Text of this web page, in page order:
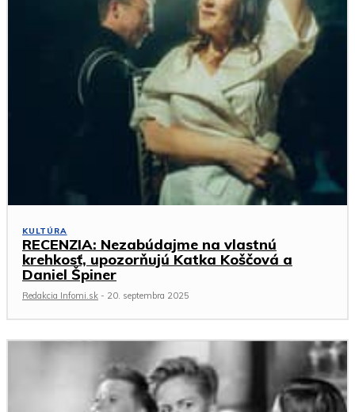
KULTÚRA
RECENZIA: Nezabúdajme na vlastnú
krehkosť, upozorňujú Katka Koščová a
Daniel Špiner
Redakcia Infomi.sk - 20. septembra 2025